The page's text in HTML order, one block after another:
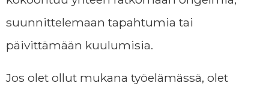
suunnittelemaan tapahtumia tai
päivittämään kuulumisia.
Jos olet ollut mukana työelämässä, olet